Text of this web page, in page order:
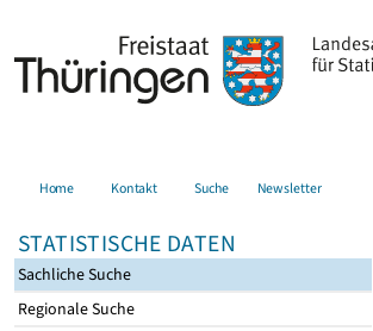
Home Kontakt Suche Newsletter
STATISTISCHE DATEN
Sachliche Suche
Regionale Suche